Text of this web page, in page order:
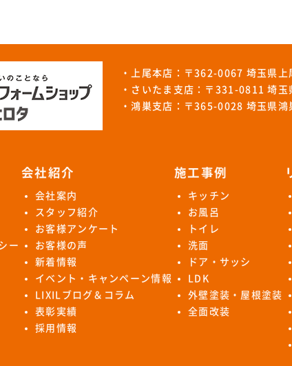
・上尾本店：〒362-0067 埼玉県上
・さいたま支店：〒331-0811 埼
・鴻巣支店：〒365-0028 埼玉県
ー
会社紹介
会社案内
スタッフ紹介
お客様アンケート
お客様の声
新着情報
イベント・キャンペーン情報
LIXILブログ＆コラム
表彰実績
採用情報
施工事例
キッチン
お風呂
トイレ
洗面
ドア・サッシ
LDK
外壁塗装・屋根塗装
全面改装